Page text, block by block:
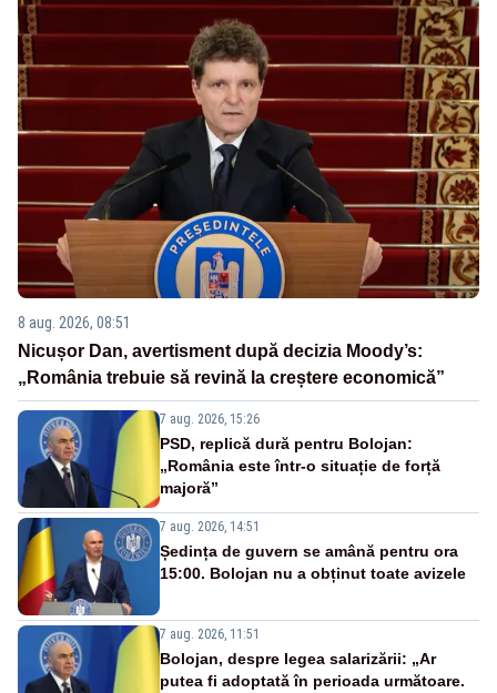
8 aug. 2026, 08:51
Nicușor Dan, avertisment după decizia Moody’s:
„România trebuie să revină la creștere economică”
7 aug. 2026, 15:26
PSD, replică dură pentru Bolojan:
„România este într-o situație de forță
majoră”
7 aug. 2026, 14:51
Ședința de guvern se amână pentru ora
15:00. Bolojan nu a obținut toate avizele
7 aug. 2026, 11:51
Bolojan, despre legea salarizării: „Ar
putea fi adoptată în perioada următoare.